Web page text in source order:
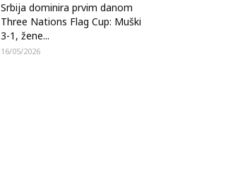
Srbija dominira prvim danom
Three Nations Flag Cup: Muški
3-1, žene...
16/05/2026